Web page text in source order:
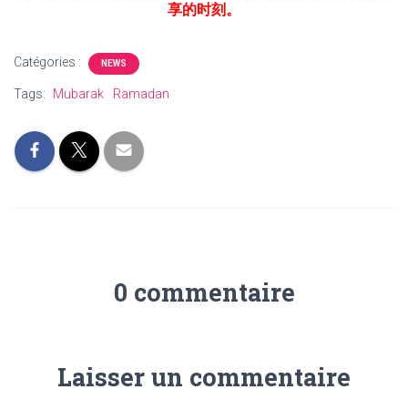
享的时刻。
Catégories : NEWS
Tags: Mubarak Ramadan
0 commentaire
Laisser un commentaire